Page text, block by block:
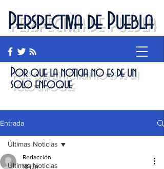
Perspectiva de Puebla
Por que la noticia no es de un
solo enfoque
Entrada
Últimas Noticias
Últimas Noticias
Redacción.
18 jun